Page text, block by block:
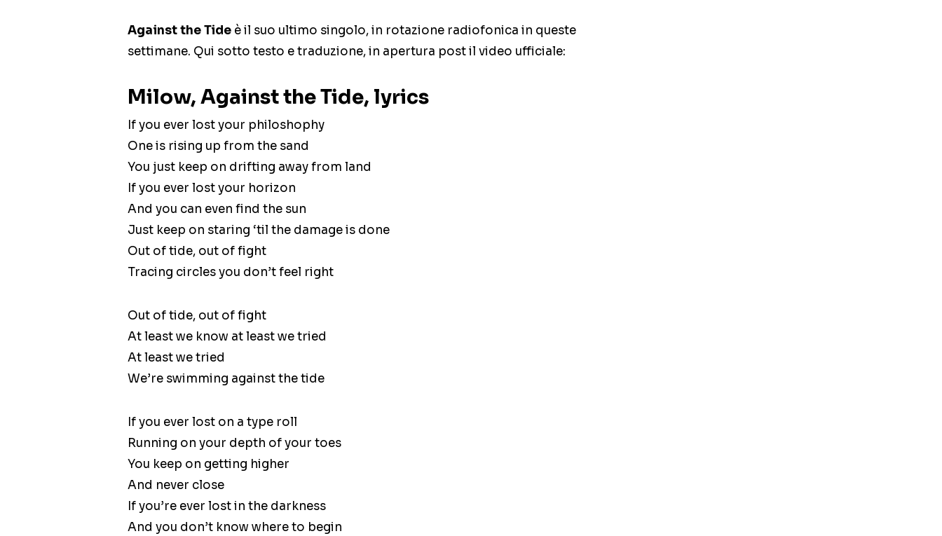
Against the Tide è il suo ultimo singolo, in rotazione radiofonica in queste
settimane. Qui sotto testo e traduzione, in apertura post il video ufficiale:
Milow, Against the Tide, lyrics
If you ever lost your philoshophy
One is rising up from the sand
You just keep on drifting away from land
If you ever lost your horizon
And you can even find the sun
Just keep on staring ‘til the damage is done
Out of tide, out of fight
Tracing circles you don’t feel right
Out of tide, out of fight
At least we know at least we tried
At least we tried
We’re swimming against the tide
If you ever lost on a type roll
Running on your depth of your toes
You keep on getting higher
And never close
If you’re ever lost in the darkness
And you don’t know where to begin